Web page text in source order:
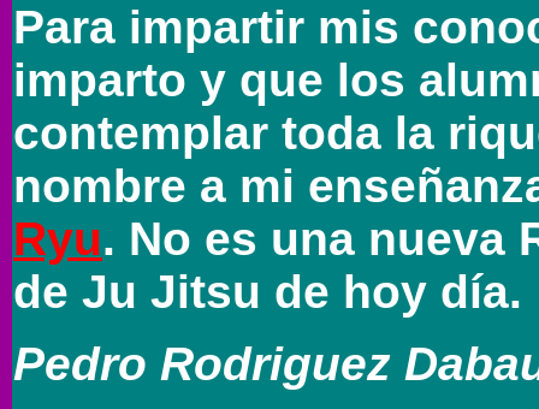
Para impartir mis
imparto y que los
contemplar toda la
nombre a mi
Ryu. No es una nueva
de Ju Jitsu de hoy día.
Pedro Rodriguez